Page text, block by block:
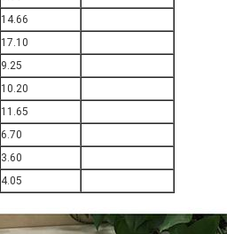
14.66
17.10
9.25
10.20
11.65
6.70
3.60
4.05